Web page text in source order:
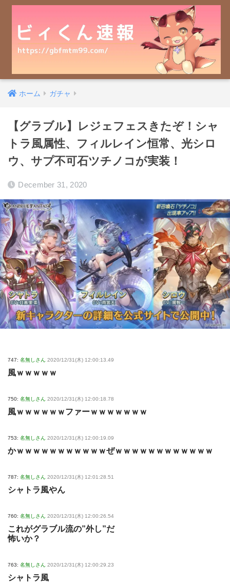
ホーム ガチャ
【グラブル】レジェフェスきたぞ！シャ
トラ風属性、フィルレイン恒常、光シロ
ウ、サプ不可石ツチノコが実装！
December 31, 2020
747: 名無しさん 2020/12/31(木) 12:00:13.49
風ｗｗｗｗｗ
750: 名無しさん 2020/12/31(木) 12:00:18.78
風ｗｗｗｗｗｗファーｗｗｗｗｗｗｗ
753: 名無しさん 2020/12/31(木) 12:00:19.09
かｗｗｗｗｗｗｗｗｗｗｗぜｗｗｗｗｗｗｗｗｗｗｗｗ
787: 名無しさん 2020/12/31(木) 12:01:28.51
シャトラ風やん
760: 名無しさん 2020/12/31(木) 12:00:26.54
これがグラブル流の”外し”だ
怖いか？
763: 名無しさん 2020/12/31(木) 12:00:29.23
シャトラ風